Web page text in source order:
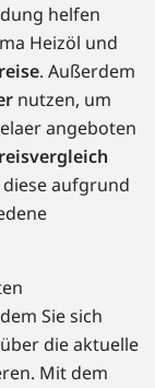
helfen
Heizöl und
. Außerdem
nutzen, um
angeboten
aufgrund
Sie sich
über die aktuelle
Mit dem